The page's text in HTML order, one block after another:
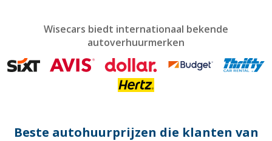
mark
get
the
dates.
Wisecars biedt internationaal bekende
autoverhuurmerken
Beste autohuurprijzen die klanten van